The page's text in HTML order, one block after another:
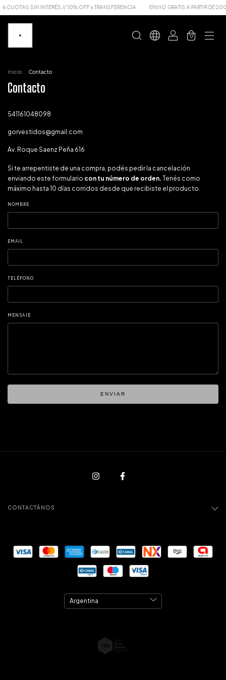
6 CUOTAS SIN INTERÉS // 10% OFF x TRANSFERENCIA ENVIO GRATIS A PARTIR DE
0
Inicio Contacto
Contacto
541161048098
gorvestidos@gmail.com
Av. Roque Saenz Peña 616
Si te arrepentiste de una compra, podés pedir la cancelación
enviando este formulario con tu número de orden. Tenés como
máximo hasta 10 días corridos desde que recibiste el producto.
NOMBRE
EMAIL
TELÉFONO
MENSAJE
ENVIAR
CONTACTÁNOS